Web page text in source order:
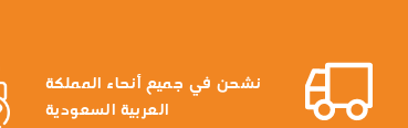
نشحن في جميع أنحاء المملكة
العربية السعودية